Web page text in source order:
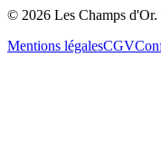
© 2026 Les Champs d'Or.
Mentions légalesCGV